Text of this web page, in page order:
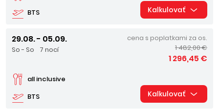
BTS Kalkulovať
29.08. - 05.09.
So - So 7 nocí
BTS
all inclusive
cena s poplatkami za os.
1 482,00 €
1 296,45 €
Kalkulovať